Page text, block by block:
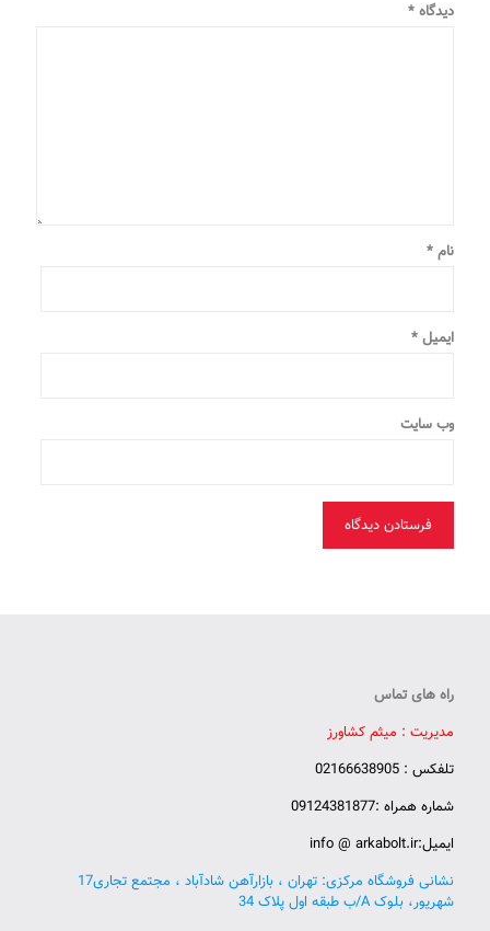
دیدگاه *
نام *
ایمیل *
وب‌ سایت
راه های تماس
مدیریت : میثم کشاورز
تلفکس : 02166638905
شماره همراه :09124381877
ایمیل:info @ arkabolt.ir
نشانی فروشگاه مرکزی: تهران ، بازارآهن شادآباد ، مجتمع تجاری17
شهریور، بلوک A/ب طبقه اول پلاک 34